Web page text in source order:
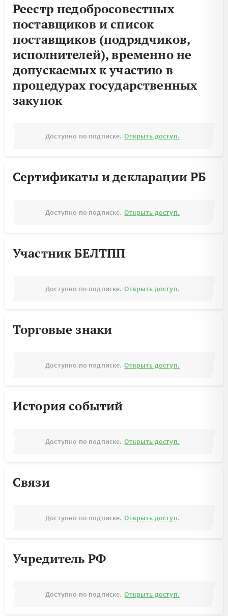
Реестр недобросовестных
поставщиков и список
поставщиков (подрядчиков,
исполнителей), временно не
допускаемых к участию в
процедурах государственных
закупок
Доступно по подписке. Открыть доступ.
Сертификаты и декларации РБ
Доступно по подписке. Открыть доступ.
Участник БЕЛТПП
Доступно по подписке. Открыть доступ.
Торговые знаки
Доступно по подписке. Открыть доступ.
История событий
Доступно по подписке. Открыть доступ.
Связи
Доступно по подписке. Открыть доступ.
Учредитель РФ
Доступно по подписке. Открыть доступ.